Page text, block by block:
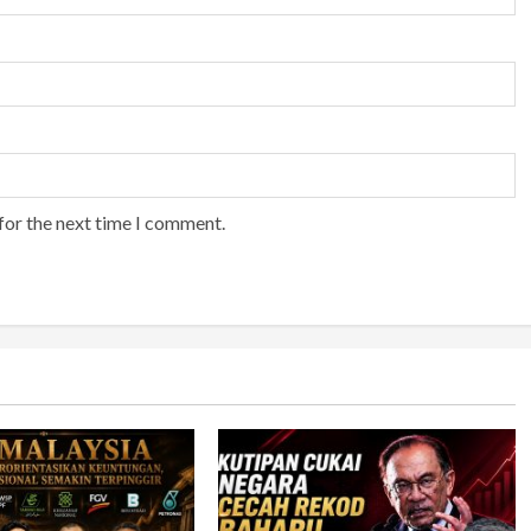
the next time I comment.